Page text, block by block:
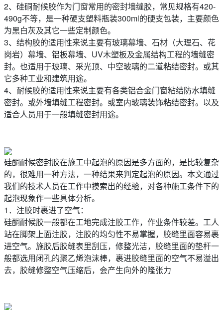
2、硅硐耐候胶作为门窗常用的密封墙缝胶，常见规格有420-
490g不等，是一种硬支塑料瓶装300ml的硬支包装，主要颜色
为黑白灰及其它一些定制颜色。
3、结构胶的适用性来说主要有玻璃幕墙、石材（大理石、花
岗岩）幕墙、铝板幕墙、UV木塑板及金属结构工程的墙缝密
封。也适用于玻璃、采光顶、中空玻璃的二道粘结密封。或其
它多种工业和建筑用途。
4、耐候胶的适用性来说主要有各类铝合金门窗粘结防水填缝
密封。或外墙填缝工程密封。或室内玻璃装饰粘结密封。以及
适合人员用于一般填缝密封用途。
硅酮耐候密封胶在施工中起泡的原因是多方面的，是比较复杂
的，很难用一种方法，一种结果来判定起泡的原因。本文通过
我们的技术人员在工作中摸索出的经验，对各种施工条件下的
起泡现象作一些具体分析。
1．注胶时裹进了空气：
硅酮耐候胶一般都在工地完成注胶工作，作业条件较差。工人
站在脚架上面注胶，注胶的均匀性不易掌握，胶缝里面容易裹
进空气。施胶后胶缝表里刮压，修整光洁，胶缝里面的垫杆一
般都选用闭孔的聚乙烯泡沫棒，裹进胶缝里面的空气不易溢出
去，胶缝修整空气压缩后，会产生向外的隆张力